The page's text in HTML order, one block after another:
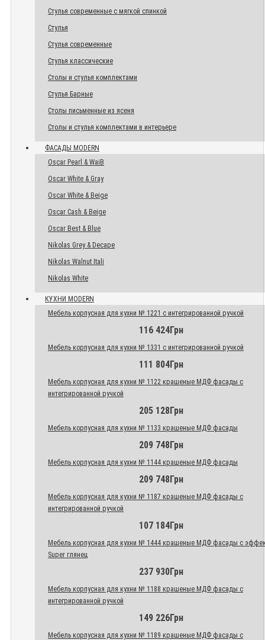
Стулья современные с мягкой спинкой
Стулья
Стулья современные
Стулья классические
Столы и стулья комплектами
Стулья Барные
Столы письменные из ясеня
Столы и стулья комплектами в интерьере
ФАСАДЫ MODERN
Oscar Pearl & WaiB
Oscar White & Gray
Oscar White & Beige
Oscar Cash & Beige
Oscar Best & Blue
Nikolas Grey & Decape
Nikolas Walnut Itali
Nikolas White
КУХНИ MODERN
Мебель корпусная для кухни № 1221 с интегрированной ручкой
116 424Грн
Мебель корпусная для кухни № 1331 с интегрированной ручкой
111 804Грн
Мебель корпусная для кухни № 1122 крашеные МДФ фасады с
интегрированной ручкой
205 128Грн
Мебель корпусная для кухни № 1133 крашеные МДФ фасады
209 748Грн
Мебель корпусная для кухни № 1144 крашеные МДФ фасады
209 748Грн
Мебель корпусная для кухни № 1187 крашеные МДФ фасады с
интегрированной ручкой
107 184Грн
Мебель корпусная для кухни № 1444 крашеные МДФ фасады с
Super глянец
237 930Грн
Мебель корпусная для кухни № 1188 крашеные МДФ фасады с
интегрированной ручкой
149 226Грн
Мебель корпусная для кухни № 1189 крашеные МДФ фасады с